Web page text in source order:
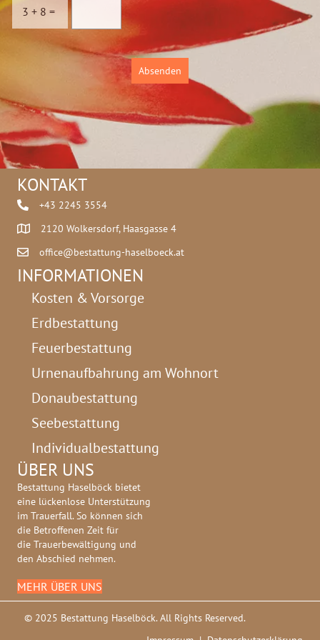
f
e
n
u
3 + 8 =
Absenden
KONTAKT
+43 2245 3554
2120 Wolkersdorf, Haasgasse 4
office@bestattung-haselboeck.at
INFORMATIONEN
Kosten & Vorsorge
Erdbestattung
Feuerbestattung
Urnenaufbahrung am Wohnort
Donaubestattung
Seebestattung
Individualbestattung
ÜBER UNS
Bestattung Haselböck bietet
eine lückenlose Unterstützung
im Trauerfall. So können sich
die Betroffenen Zeit für
die Trauerbewältigung und
den Abschied nehmen.
MEHR ÜBER UNS
© 2025 Bestattung Haselböck. All Rights Reserved.